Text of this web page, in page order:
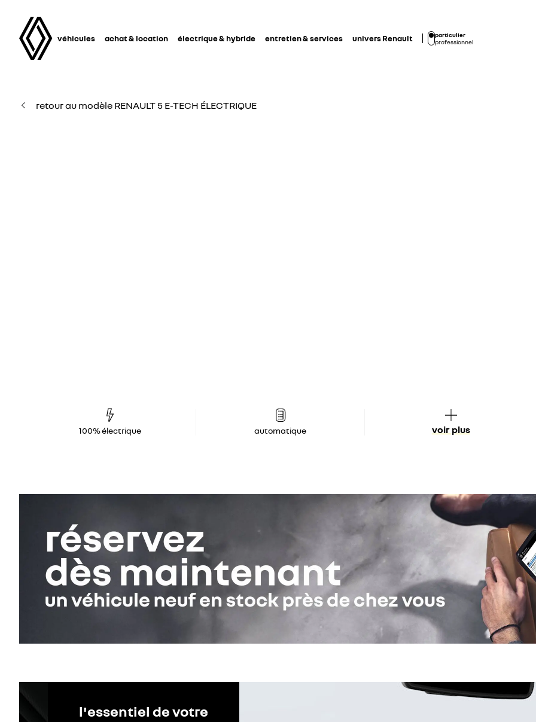
véhicules achat & location électrique & hybride entretien & services univers Renault
particulier
professionnel
retour au modèle RENAULT 5 E-TECH ÉLECTRIQUE
100% électrique automatique voir plus
l'essentiel de votre